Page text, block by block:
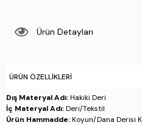
Ürün Detayları
ÜRÜN ÖZELLIKLERI
Dış Materyal Adı:Hakiki Deri
İç Materyal Adı:Deri/Tekstil
Ürün Hammadde:Koyun/Dana Derisi